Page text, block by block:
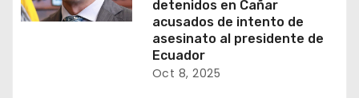
detenidos en Cañar
acusados de intento de
asesinato al presidente de
Ecuador
Oct 8, 2025